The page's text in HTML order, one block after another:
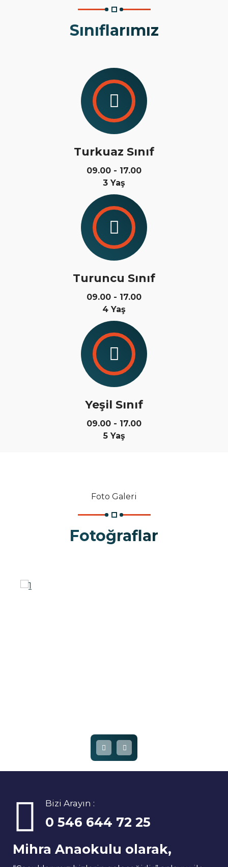
Sınıflarımız
Turkuaz Sınıf
09.00 - 17.00
3 Yaş
Turuncu Sınıf
09.00 - 17.00
4 Yaş
Yeşil Sınıf
09.00 - 17.00
5 Yaş
Foto Galeri
Fotoğraflar
Bizi Arayın :
0 546 644 72 25
Mihra Anaokulu olarak,